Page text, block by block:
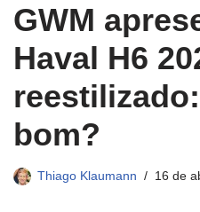
GWM
Haval H6
bom?
Thiago Klaumann 16 de